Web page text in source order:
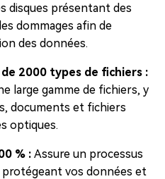
disques présentant des
dommages afin de
des données.
2000 types de fichiers :
large gamme de fichiers, y
documents et fichiers
optiques.
% : Assure un processus
vos données et